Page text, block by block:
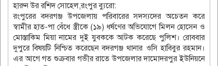
হারুন উর রশিদ সোহেল,রংপুর ব্যুরো:
রংপুরের বদরগঞ্জ উপজেলায় পরিবারের সদস্যদের অচেতন করে
স্বামীর হাত-পা বেঁধে স্ত্রীকে (১৯) ধর্ষণের অভিযোগে মিলন হোসেন ও
মোস্তাকিম মিয়া নামের দুই যুবককে আটক করেছে পুলিশ। রোববার
দুপুরে বিষয়টি নিশ্চিত করেছেন বদরগঞ্জ থানার ওসি হাবিবুর রহমান।
এর আগে গত শুক্রবার গভীর রাতে উপজেলার দামোদরপুর ইউনিয়নে